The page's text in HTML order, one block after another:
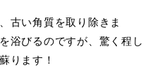
古い角質を取り除きま
浴びるのですが、驚く程し
ります！